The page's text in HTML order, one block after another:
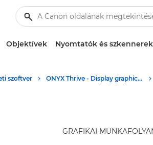
Objektívek Nyomtatók és szkennerek
szoftver ONYX Thrive - Display graphics workflow
GRAFIKAI